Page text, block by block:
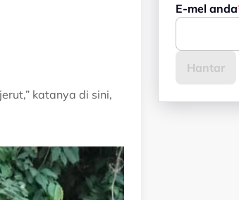
katanya di sini,
E-mel anda